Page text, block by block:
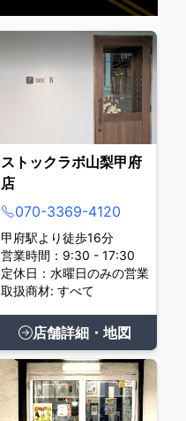
ストックラボ山梨甲府
店
070-3369-4120
甲府駅より徒歩16分
営業時間：9:30 - 17:30
定休日：水曜日のみの営業
取扱商材: すべて
店舗詳細・地図